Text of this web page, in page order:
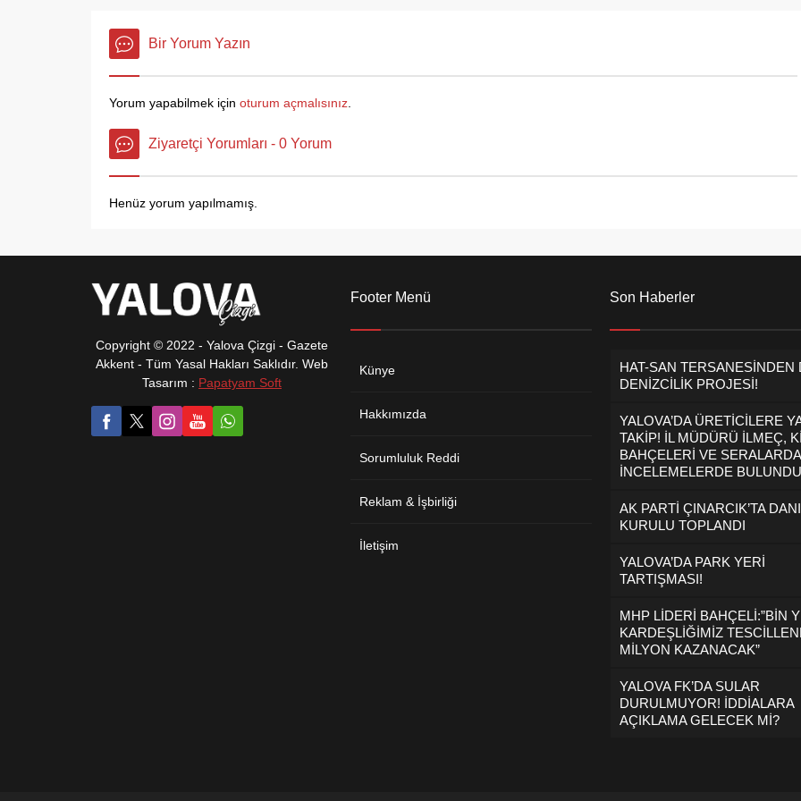
Üyesi Yalova Milletvekili Ahmet
Büyükgümüş, Milletvekili Meliha
Akyol, İl Kadın Kolları Başkanı
Selihan Dicle Şimşek Battal,
Merkez İlçe Başkanı Hüseyin...
olarak tüm...
Bir Yorum Yazın
Yorum yapabilmek için oturum açmalısınız.
Ziyaretçi Yorumları - 0 Yorum
Henüz yorum yapılmamış.
Copyright © 2022 - Yalova Çizgi - Gazete
Akkent - Tüm Yasal Hakları Saklıdır. Web
Tasarım : Papatyam Soft
Footer Menü
Künye
Hakkımızda
Sorumluluk Reddi
Reklam & İşbirliği
İletişim
Son Haberler
HAT-SAN TERSANESİNDEN
DENİZCİLİK PROJESİ!
YALOVA’DA ÜRETİCİLERE
TAKİP! İL MÜDÜRÜ İLMEÇ,
BAHÇELERİ VE SERALARDA
İNCELEMELERDE BULUNDU
AK PARTİ ÇINARCIK’TA
KURULU TOPLANDI
YALOVA’DA PARK YERİ
TARTIŞMASI!
MHP LİDERİ BAHÇELİ:”BİN
KARDEŞLİĞİMİZ
MİLYON KAZANACAK”
YALOVA FK’DA SULAR
DURULMUYOR! İDDİALARA
AÇIKLAMA GELECEK Mİ?